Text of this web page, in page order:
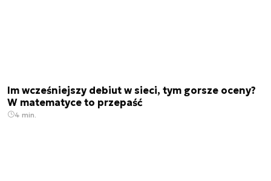
Im wcześniejszy debiut w sieci, tym gorsze oceny?
W matematyce to przepaść
4 min.